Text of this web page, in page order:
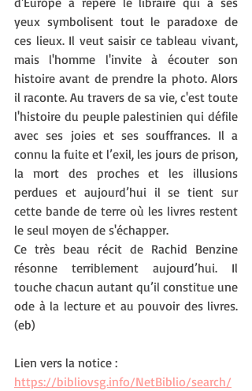
yeux symbolisent tout le paradoxe de
ces lieux. Il veut saisir ce tableau vivant,
mais l'homme l'invite à écouter son
histoire avant de prendre la photo. Alors
il raconte. Au travers de sa vie, c'est toute
l'histoire du peuple palestinien qui défile
avec ses joies et ses souffrances. Il a
connu la fuite et l’exil, les jours de prison,
la mort des proches et les illusions
perdues et aujourd’hui il se tient sur
cette bande de terre où les livres restent
le seul moyen de s'échapper.
Ce très beau récit de Rachid Benzine
résonne terriblement aujourd’hui. Il
touche chacun autant qu’il constitue une
ode à la lecture et au pouvoir des livres.
(eb)
Lien vers la notice :
https://bibliovsg.info/NetBiblio/search/